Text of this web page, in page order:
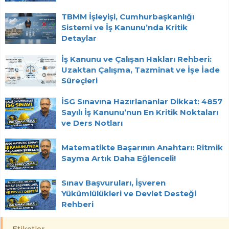
TBMM İşleyişi, Cumhurbaşkanlığı
Sistemi ve İş Kanunu’nda Kritik
Detaylar
İş Kanunu ve Çalışan Hakları Rehberi:
Uzaktan Çalışma, Tazminat ve İşe İade
Süreçleri
İSG Sınavına Hazırlananlar Dikkat: 4857
Sayılı İş Kanunu’nun En Kritik Noktaları
ve Ders Notları
Matematikte Başarının Anahtarı: Ritmik
Sayma Artık Daha Eğlenceli!
Sınav Başvuruları, İşveren
Yükümlülükleri ve Devlet Desteği
Rehberi